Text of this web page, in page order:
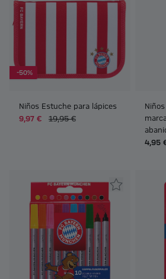
-50%
Niños Estuche para lápices
9,97 €
19,95 €
4,95